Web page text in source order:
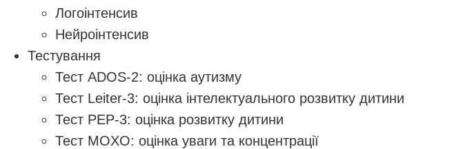
Логоінтенсив
Нейроінтенсив
Тестування
Тест ADOS-2: оцінка аутизму
Тест Leiter-3: оцінка інтелектуального розвитку дитини
Тест PEP-3: оцінка розвитку дитини
Тест MOXO: оцінка уваги та концентрації